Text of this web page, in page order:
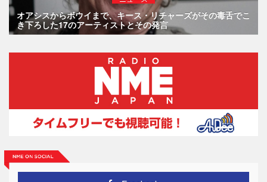
オアシスからボウイまで、キース・リチャーズがその毒舌でこ
き下ろした17のアーティストとその発言